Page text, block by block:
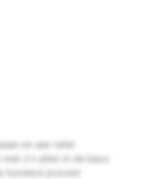
en een tafel
met z'n allen in de baco
honderd procent